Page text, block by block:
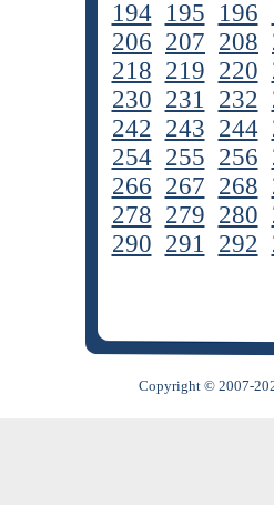
194 195 196
206 207 208
218 219 220
230 231 232
242 243 244
254 255 256
266 267 268
278 279 280
290 291 292
Copyright © 2007-